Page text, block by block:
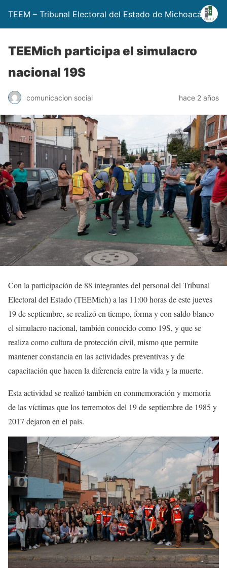
TEEM – Tribunal Electoral del Estado de Michoacán
TEEMich participa el simulacro
nacional 19S
comunicacion social hace 2 años
Con la participación de 88 integrantes del personal del Tribunal
Electoral del Estado (TEEMich) a las 11:00 horas de este jueves
19 de septiembre, se realizó en tiempo, forma y con saldo blanco
el simulacro nacional, también conocido como 19S, y que se
realiza como cultura de protección civil, mismo que permite
mantener constancia en las actividades preventivas y de
capacitación que hacen la diferencia entre la vida y la muerte.
Esta actividad se realizó también enconmemoración y memoria
de las víctimas que los terremotos del 19 de septiembre de 1985 y
2017 dejaron en el país.